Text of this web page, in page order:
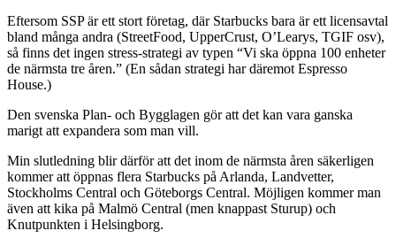
Eftersom SSP är ett stort företag, där Starbucks bara är ett licensavtal
bland många andra (StreetFood, UpperCrust, O’Learys, TGIF osv),
så finns det ingen stress-strategi av typen “Vi ska öppna 100 enheter
de närmsta tre åren.” (En sådan strategi har däremot Espresso
House.)
Den svenska Plan- och Bygglagen gör att det kan vara ganska
marigt att expandera som man vill.
Min slutledning blir därför att det inom de närmsta åren säkerligen
kommer att öppnas flera Starbucks på Arlanda, Landvetter,
Stockholms Central och Göteborgs Central. Möjligen kommer man
även att kika på Malmö Central (men knappast Sturup) och
Knutpunkten i Helsingborg.